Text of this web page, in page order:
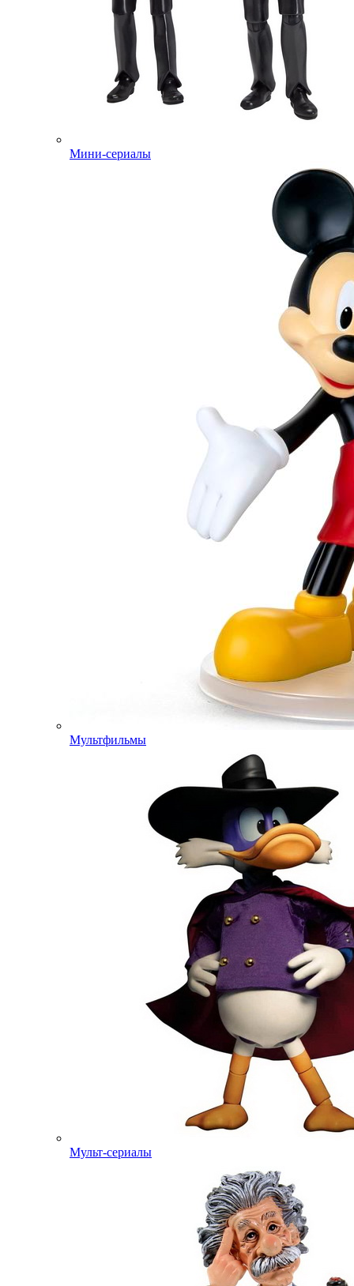
Мини-сериалы
Мультфильмы
Мульт-сериалы